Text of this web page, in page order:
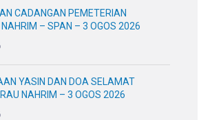
CADANGAN PEMETERIAN
– SPAN – 3 OGOS 2026
YASIN DAN DOA SELAMAT
NAHRIM – 3 OGOS 2026